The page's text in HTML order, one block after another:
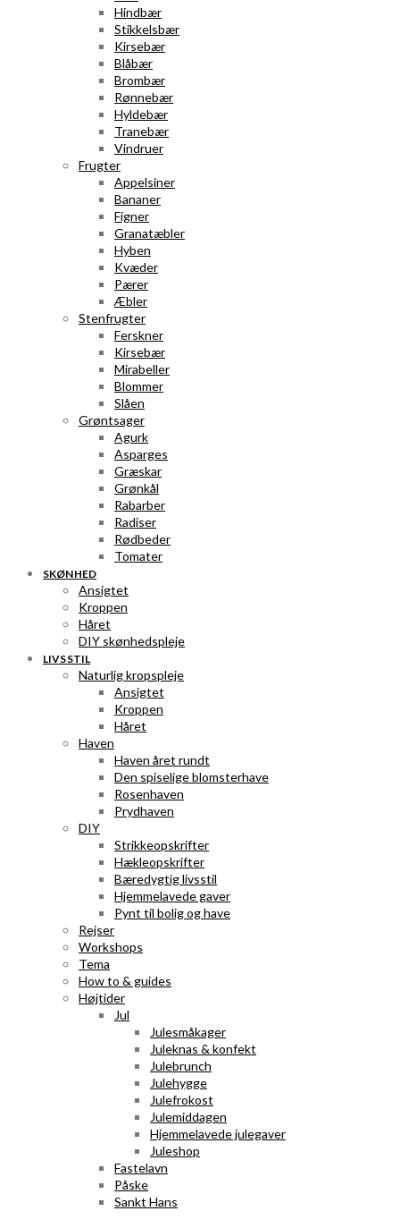
Hindbær
Stikkelsbær
Kirsebær
Blåbær
Brombær
Rønnebær
Hyldebær
Tranebær
Vindruer
Frugter
Appelsiner
Bananer
Figner
Granatæbler
Hyben
Kvæder
Pærer
Æbler
Stenfrugter
Ferskner
Kirsebær
Mirabeller
Blommer
Slåen
Grøntsager
Agurk
Asparges
Græskar
Grønkål
Rabarber
Radiser
Rødbeder
Tomater
SKØNHED
Ansigtet
Kroppen
Håret
DIY skønhedspleje
LIVSSTIL
Naturlig kropspleje
Ansigtet
Kroppen
Håret
Haven
Haven året rundt
Den spiselige blomsterhave
Rosenhaven
Prydhaven
DIY
Strikkeopskrifter
Hækleopskrifter
Bæredygtig livsstil
Hjemmelavede gaver
Pynt til bolig og have
Rejser
Workshops
Tema
How to & guides
Højtider
Jul
Julesmåkager
Juleknas & konfekt
Julebrunch
Julehygge
Julefrokost
Julemiddagen
Hjemmelavede julegaver
Juleshop
Fastelavn
Påske
Sankt Hans